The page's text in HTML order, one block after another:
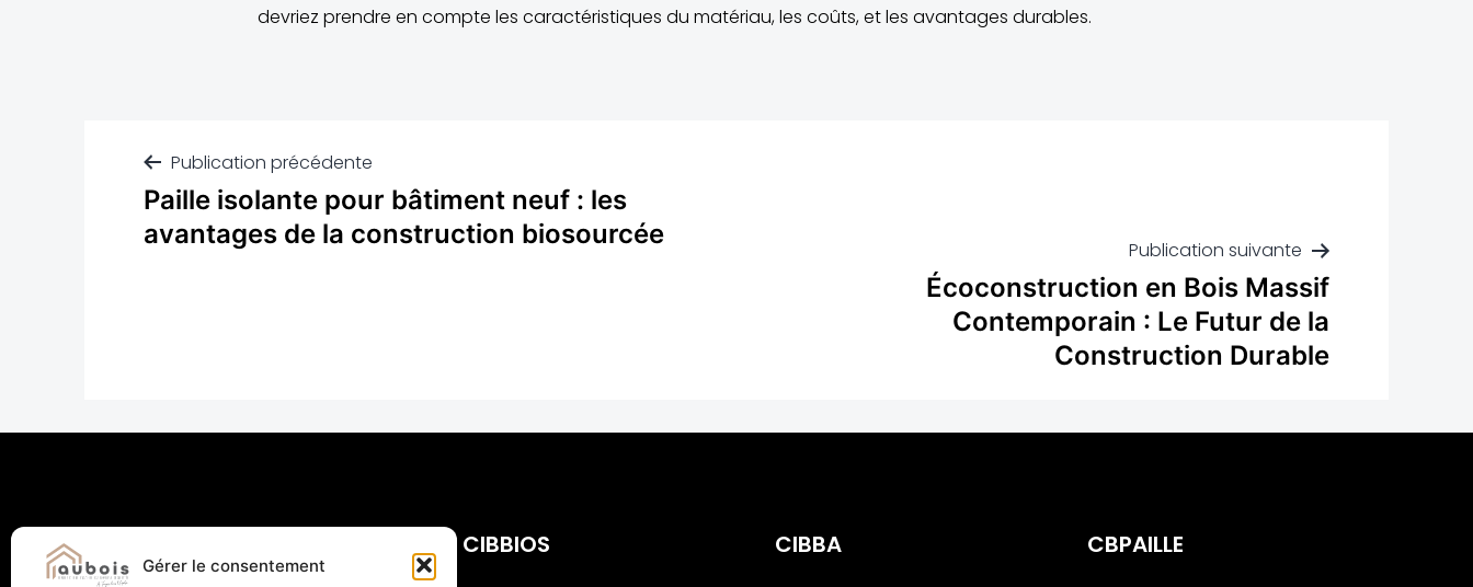
Gérer le consentement
devriez prendre en compte les caractéristiques du matériau, les coûts, et les avantages durables.
Publication précédente
Paille isolante pour bâtiment neuf : les
avantages de la construction biosourcée
Publication suivante
Écoconstruction en Bois Massif
Contemporain : Le Futur de la
Construction Durable
CIBBIOS CIBBA CBPAILLE